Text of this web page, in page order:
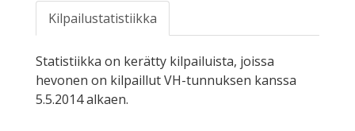
Kilpailustatistiikka
Statistiikka on kerätty kilpailuista, joissa
hevonen on kilpaillut VH-tunnuksen kanssa
5.5.2014 alkaen.